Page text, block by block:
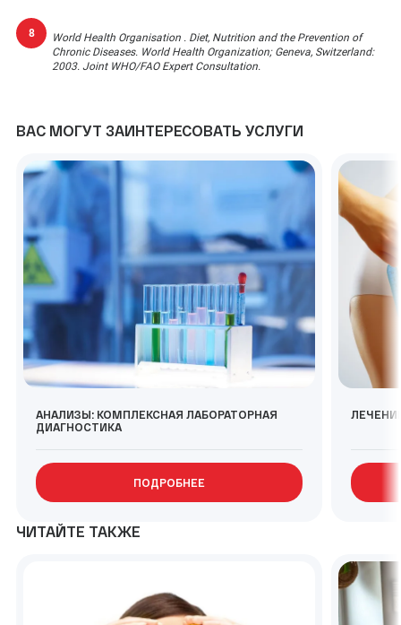
World Health Organisation . Diet, Nutrition and the Prevention of
Chronic Diseases. World Health Organization; Geneva, Switzerland:
2003. Joint WHO/FAO Expert Consultation.
ВАС МОГУТ ЗАИНТЕРЕСОВАТЬ УСЛУГИ
АНАЛИЗЫ: КОМПЛЕКСНАЯ ЛАБОРАТОРНАЯ
ДИАГНОСТИКА
ПОДРОБНЕЕ
ЧИТАЙТЕ ТАКЖЕ